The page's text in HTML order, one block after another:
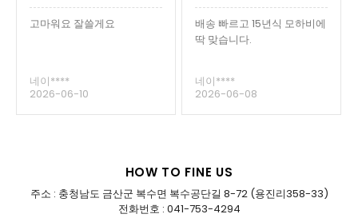
기입니다.
고마워요 잘쓸게요
네이****
2026-06-10
기입니다.
배송 빠르고 15년식 모하비에
딱 맞습니다.
네이****
2026-06-08
HOW TO FINE US
주소 : 충청남도 금산군 복수면 복수공단길 8-72 (용진리358-33)
전화번호 : 041-753-4294